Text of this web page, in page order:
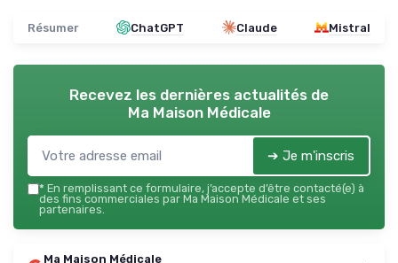
Résumer ChatGPT Claude Mistral
Recevez les dernières actualités de
Ma Maison Médicale
➔ Je m'inscris
* En remplissant ce formulaire, j’accepte d’être contacté(e) à
des fins commerciales par Ma Maison Médicale et ses
partenaires.
Ma Maison Médicale